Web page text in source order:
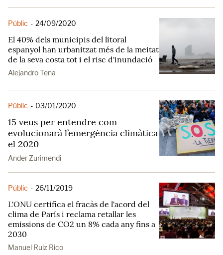
Públic - 24/09/2020
El 40% dels municipis del litoral
espanyol han urbanitzat més de la meitat
de la seva costa tot i el risc d'inundació
Alejandro Tena
Públic - 03/01/2020
15 veus per entendre com
evolucionarà l’emergència climàtica
el 2020
Ander Zurimendi
Públic - 26/11/2019
L'ONU certifica el fracàs de l'acord del
clima de París i reclama retallar les
emissions de CO2 un 8% cada any fins a
2030
Manuel Ruiz Rico